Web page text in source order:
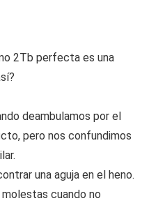
2Tb perfecta es una
deambulamos por el
pero nos confundimos
una aguja en el heno.
cuando no